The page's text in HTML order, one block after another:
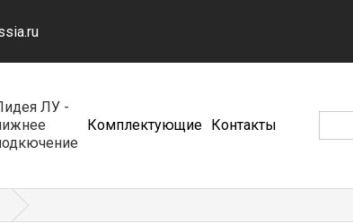
ЛУ -
Комплектующие Контакты